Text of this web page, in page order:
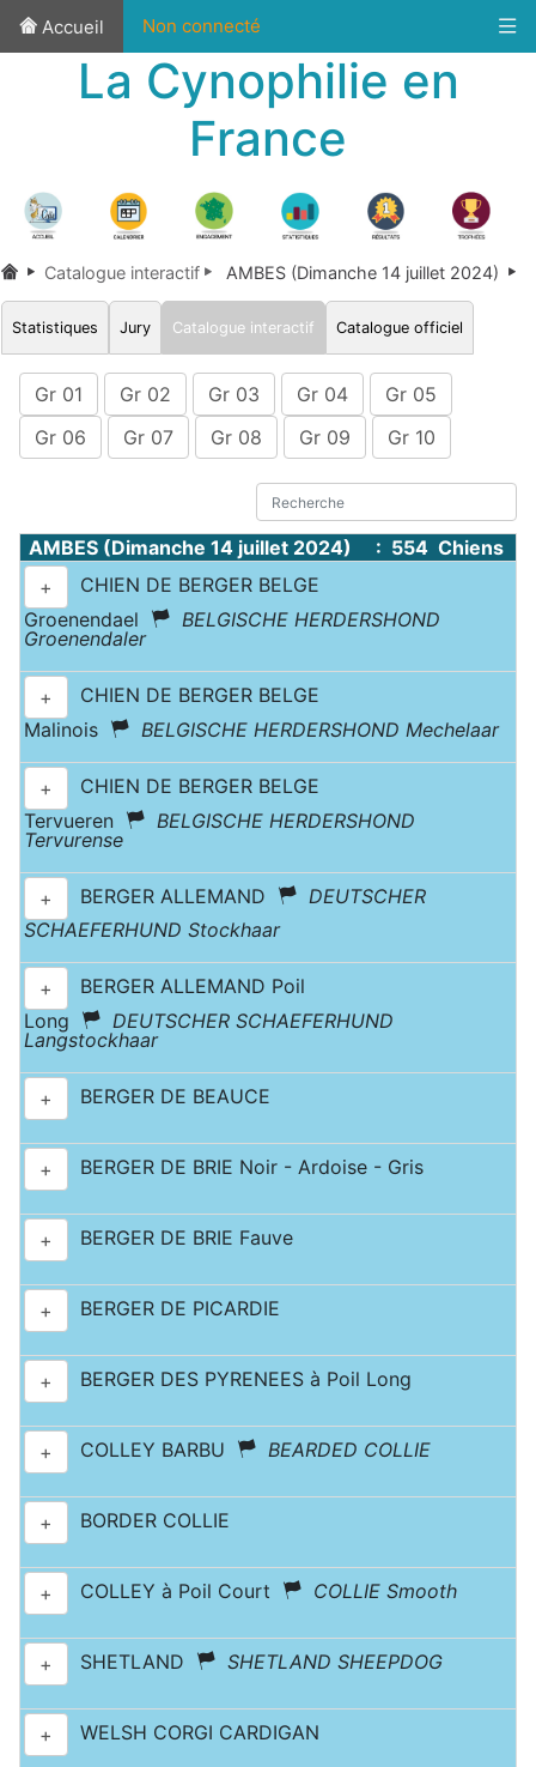
Accueil Non connecté
La Cynophilie en
France
Catalogue interactif AMBES (Dimanche 14 juillet 2024)
Statistiques Jury Catalogue interactif Catalogue officiel
Gr 01 Gr 02 Gr 03 Gr 04
Gr 05
Gr 06
Gr 07 Gr 08 Gr 09 Gr 10
AMBES (Dimanche 14 juillet 2024) : 554 Chiens
+
CHIEN DE BERGER BELGE
Groenendael
BELGISCHE HERDERSHOND
Groenendaler
+
CHIEN DE BERGER BELGE
Malinois
BELGISCHE HERDERSHOND Mechelaar
+
CHIEN DE BERGER BELGE
Tervueren
BELGISCHE HERDERSHOND
Tervurense
+ BERGER ALLEMAND
DEUTSCHER
SCHAEFERHUND Stockhaar
+
BERGER ALLEMAND Poil
Long
DEUTSCHER SCHAEFERHUND
Langstockhaar
+ BERGER DE BEAUCE
+ BERGER DE BRIE Noir - Ardoise - Gris
+ BERGER DE BRIE Fauve
+ BERGER DE PICARDIE
+ BERGER DES PYRENEES à Poil Long
+ COLLEY BARBU BEARDED COLLIE
+ BORDER COLLIE
+ COLLEY à Poil Court COLLIE Smooth
+ SHETLAND SHETLAND SHEEPDOG
+ WELSH CORGI CARDIGAN